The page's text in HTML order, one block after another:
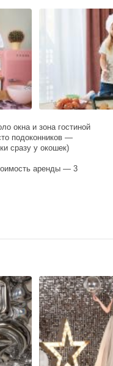
окна и зона гостиной
подоконников —
сразу у окошек)
аренды — 3
и насадки.
и 63А.
зале.